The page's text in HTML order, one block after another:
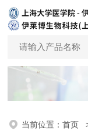
当前位置：首页